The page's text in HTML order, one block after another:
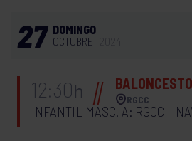
27 DOMINGO
OCTUBRE
12:30h BALONCESTO
RGCC
INFANTIL MASC. A: RGCC –